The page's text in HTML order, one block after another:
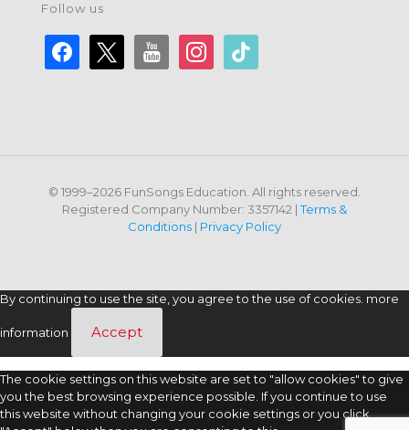
Follow us
facebook youtube instagramtiktok
© 1999–2026 FunSongs Education. All rights reserved.
Registered Company Number: 3357142 |Terms &
Conditions | Privacy Policy
By continuing to use the site, you agree to the use of cookies. more
information Accept
The cookie settings on this website are set to "allow cookies" to give
you the best browsing experience possible. If you continue to use
this website without changing your cookie settings or you click